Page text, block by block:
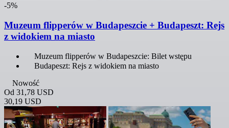
-5%
Muzeum flipperów w Budapeszcie + Budapeszt: Rejs
z widokiem na miasto
Muzeum flipperów w Budapeszcie: Bilet wstępu
Budapeszt: Rejs z widokiem na miasto
Nowość
Od 31,78 USD
30,19 USD